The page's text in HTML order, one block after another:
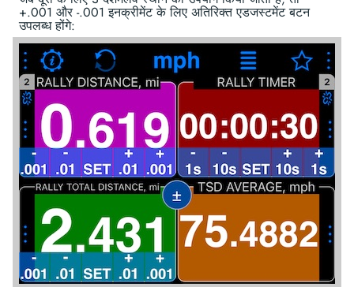
+.001 और -.001 इनक्रीमेंट के लिए अतिरिक्त एडजस्टमेंट बटन
उपलब्ध होंगे: